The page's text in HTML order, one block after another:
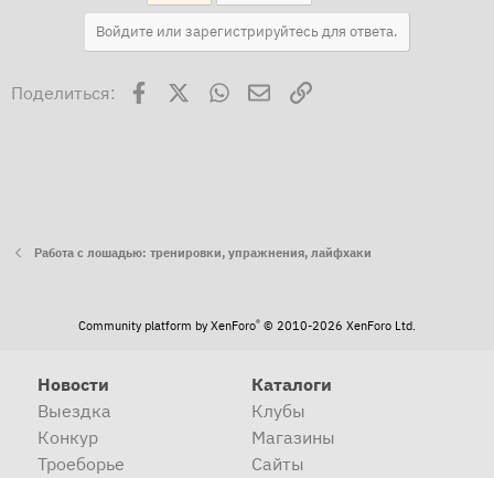
Войдите или зарегистрируйтесь для ответа.
Поделиться: Facebook WhatsAppЭлектронная почта
Ссылка
Работа с лошадью: тренировки, упражнения, лайфхаки
Community platform by XenForo® © 2010-2026 XenForo Ltd.
Новости
Выездка
Конкур
Троеборье
Каталоги
Клубы
Магазины
Сайты